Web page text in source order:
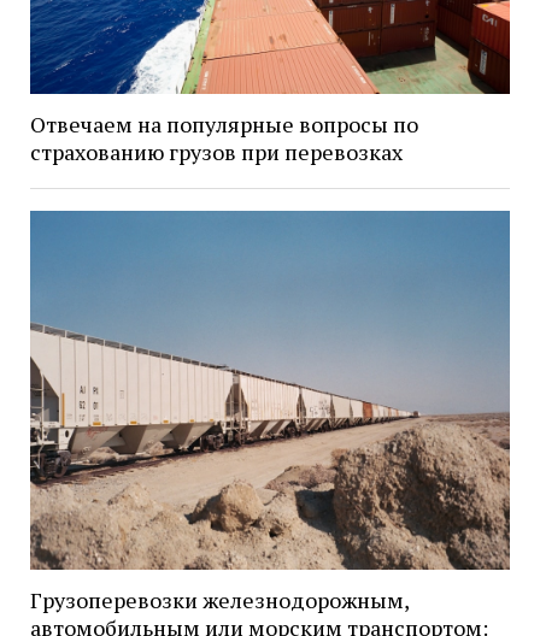
Отвечаем на популярные вопросы по
страхованию грузов при перевозках
Грузоперевозки железнодорожным,
автомобильным или морским транспортом: